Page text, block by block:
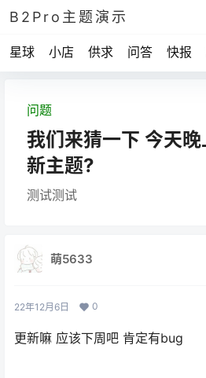
B2Pro主题演示
星球 小店 供求 问答 快报
问题
我们来猜一下 今天
新主题?
测试测试
萌5633
22年12月6日 0
更新嘛 应该下周吧 肯定有bug